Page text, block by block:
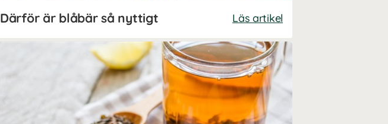
Därför är blåbär så nyttigt Läs artikel